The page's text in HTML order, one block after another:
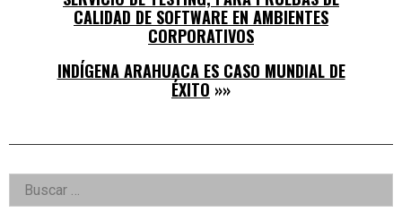
CALIDAD DE SOFTWARE EN AMBIENTES
CORPORATIVOS
INDÍGENA ARAHUACA ES CASO MUNDIAL DE
ÉXITO »»
Right
Asides
Buscar: